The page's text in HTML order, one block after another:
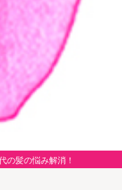
の髪の悩み解消！